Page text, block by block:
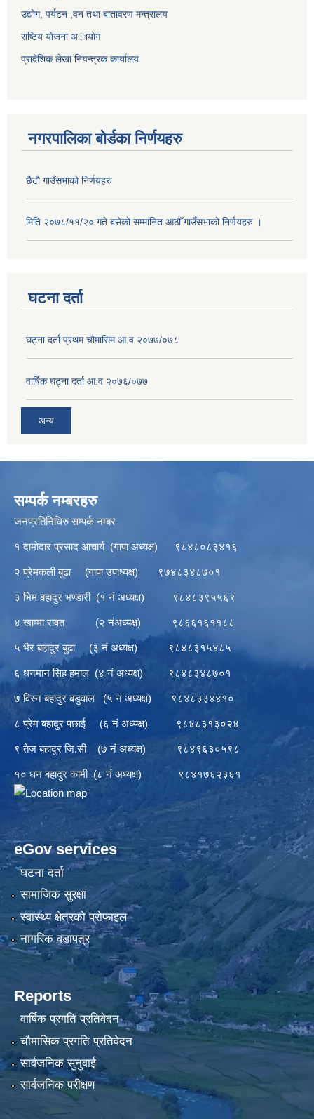
उद्योग, पर्यटन ,वन तथा बातावरण मन्त्रालय
राष्टिय याेजना अायोग
प्रादेशिक लेखा नियन्त्रक कार्यालय
नगरपालिका बोर्डका निर्णयहरु
छैटौ गाउँसभाको निर्णयहरु
मिति २०७८/११/२० गते बसेको सम्मानित आठौँ गाउँसभाको निर्णयहरु ।
घटना दर्ता
घट्ना दर्ता प्रथम चौमासिम आ.व २०७७/०७८
वार्षिक घट्ना दर्ता आ.व २०७६/०७७
अन्य
सम्पर्क नम्बरहरु
जनप्रतिनिधिरु सम्पर्क नम्बर
१ दामोदार प्रसाद आचार्य (गापा अध्यक्ष) ९८४८०८३४१६
२ प्रेमकली बुढा (गापा उपाध्यक्ष) ९७४८३४८७०१
३ भिम बहादुर भण्डारी (१ नं अध्यक्ष) ९८४८३९५५६९
४ खाम्मा रावत (२ नंअध्यक्ष) ९८६६१६११८८
५ भैर बहादुर बुढा (३ नं अध्यक्ष) ९८४८३१५४८५
६ धनमान सिह हमाल (४ नं अध्यक्ष) ९८४८३४८७०१
७ विस्न बहादुर बडुवाल (५ नं अध्यक्ष) ९८४८३३४४१०
८ प्रेम बहादुर पछाई (६ नं अध्यक्ष) ९८४८३१३०२४
९ तेज बहादुर जि.सी (७ नं अध्यक्ष) ९८४९६३०५९८
१० धन बहादुर कामी (८ नं अध्यक्ष) ९८४१७६२३६१
eGov services
घटना दर्ता
सामाजिक सुरक्षा
स्वास्थ्य क्षेत्रको प्रोफाइल
नागरिक वडापत्र
Reports
वार्षिक प्रगति प्रतिवेदन
चौमासिक प्रगति प्रतिवेदन
सार्वजनिक सुनुवाई
सार्वजनिक परीक्षण